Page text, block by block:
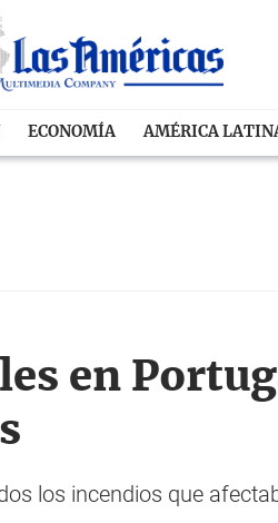
ECONOMÍA AMÉRICA
en
los incendios que